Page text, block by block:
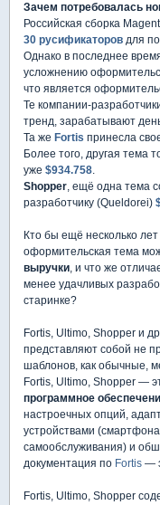
Зачем потребовалась
Российская сборка
30 русификаторов для
Однако в последнее
усложнению
что является
Те компании-
тренд, зарабатывают
Та же Fortis принесла
Более того, другая тема
уже $934.758.
Shopper, ещё одна тема
разработчику (Queldorei)
Кто бы ещё несколько
оформительская тема
выручки, и что же
менее удачливых
старинке?
Fortis, Ultimo, Shopper и
представляют собой не
шаблонов, как обычные,
Fortis, Ultimo, Shopper —
программное
настроечных опций,
устройствами
самообслуживания) и
документация по Fortis —
Fortis, Ultimo, Shopper